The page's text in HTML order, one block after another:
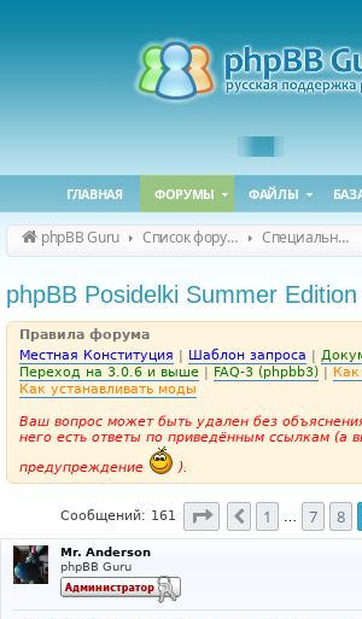
ГЛАВНАЯ ФОРУМЫ ФАЙЛЫ
phpBB Guru Список форумов Специальные форумы
phpBB Posidelki Summer
Правила форума
Местная Конституция | Шаблон запроса |
Переход на 3.0.6 и выше | FAQ-3 (phpbb3) | Как
Как устанавливать моды
Ваш вопрос может быть удален без
него есть ответы по приведённым ссылкам (а
предупреждение
).
Сообщений: 161 Страница9 из 11
Пред.
1 7 8
Mr. Anderson
phpBB Guru